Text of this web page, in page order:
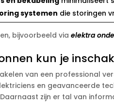
systemen die storingen
bijvoorbeeld viaelektra
kun je
van een professional
en geavanceerde
zijn er tal van